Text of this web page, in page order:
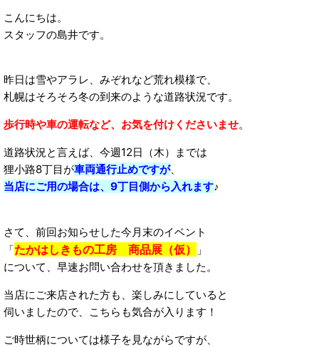
こんにちは。
スタッフの島井です。
昨日は雪やアラレ、みぞれなど荒れ模様で、
札幌はそろそろ冬の到来のような道路状況です。
歩行時や車の運転など、お気を付けくださいませ。
道路状況と言えば、今週12日（木）までは
狸小路8丁目が車両通行止めですが、
当店にご用の場合は、9丁目側から入れます♪
さて、前回お知らせした今月末のイベント
「たかはしきもの工房 商品展（仮）
」
について、早速お問い合わせを頂きました。
当店にご来店された方も、楽しみにしていると
伺いましたので、こちらも気合が入ります！
ご時世柄については様子を見ながらですが、